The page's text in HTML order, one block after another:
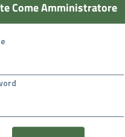
Come Amministratore